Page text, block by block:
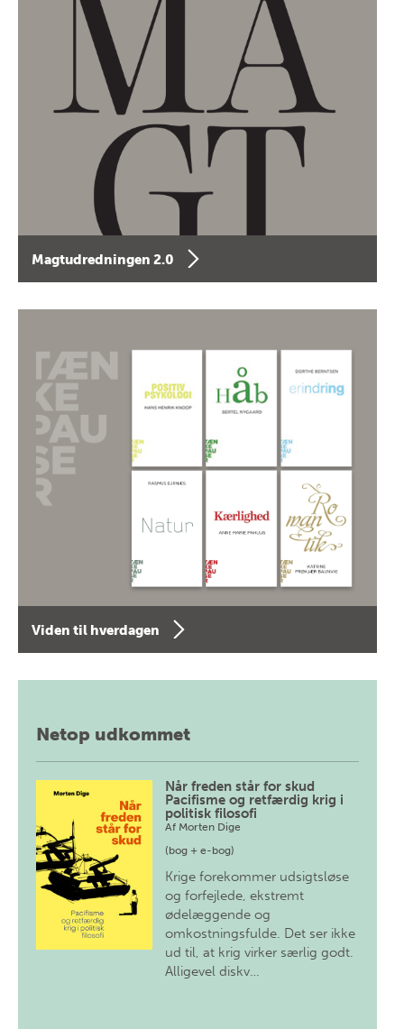
Magtudredningen 2.0
Viden til hverdagen
Netop udkommet
Når freden står for skud
Pacifisme og retfærdig krig i
politisk filosofi
Af Morten Dige
(bog + e-bog)
Krige forekommer udsigtsløse
og forfejlede, ekstremt
ødelæggende og
omkostningsfulde. Det ser ikke
ud til, at krig virker særlig godt.
Alligevel diskv…